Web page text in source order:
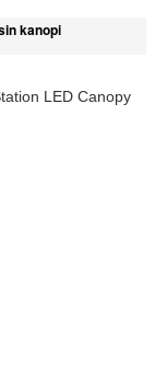
kanopi
LED Canopy